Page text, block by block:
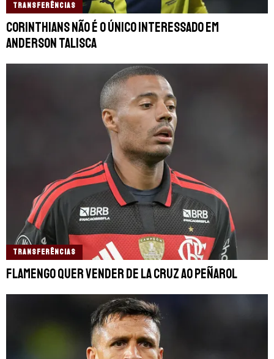
TRANSFERÊNCIAS
Corinthians não é o único interessado em
Anderson Talisca
TRANSFERÊNCIAS
Flamengo quer vender De La Cruz ao Peñarol